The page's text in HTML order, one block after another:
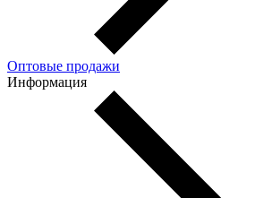
Оптовые продажи
Информация